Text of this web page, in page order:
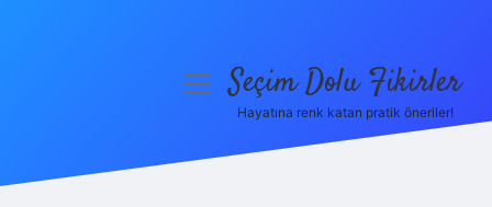
menüyüSeçim Dolu Fikirler
Hayatına renk katan pratik öneriler!